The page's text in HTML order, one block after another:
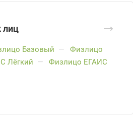
лиц
Базовый —
Физлицо
Лёгкий —
Физлицо ЕГАИС